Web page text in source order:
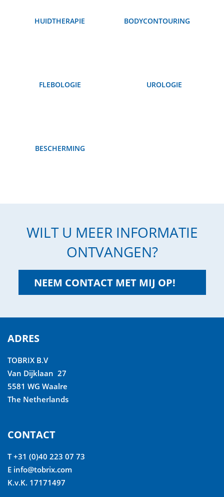
HUIDTHERAPIE BODYCONTOURING
FLEBOLOGIE UROLOGIE
BESCHERMING
WILT U MEER INFORMATIE
ONTVANGEN?
NEEM CONTACT MET MIJ OP!
ADRES
TOBRIX B.V
Van Dijklaan 27
5581 WG Waalre
The Netherlands
CONTACT
T +31 (0)40 223 07 73
E info@tobrix.com
K.v.K. 17171497